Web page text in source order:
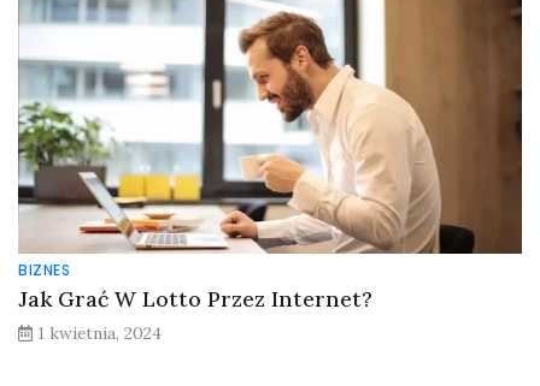
BIZNES
Jak Grać W Lotto Przez Internet?
1 kwietnia, 2024